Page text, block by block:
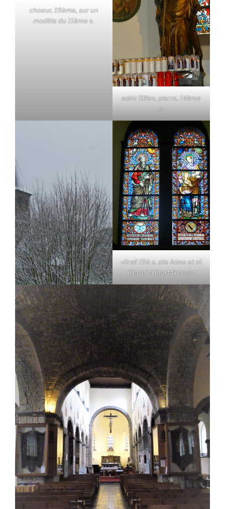
choeur, 19ème, sur un
modèle du 11ème s.
saint Gilles, pierre, 14ème
s.
vitrail 19è s. ste Anne et st
JOachim (portail ouest